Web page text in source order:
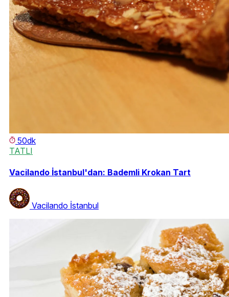
50dk
TATLI
Vacilando İstanbul'dan: Bademli Krokan Tart
Vacilando İstanbul